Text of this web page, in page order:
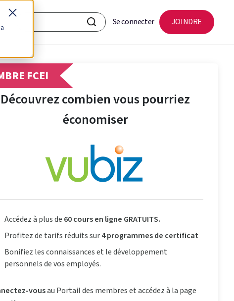
Se connecter JOINDRE
Découvrez combien vous pourriez
économiser
Accédez à plus de 60 cours en ligne GRATUITS.
Profitez de tarifs réduits sur4 programmes de certificat
Bonifiez les connaissances et le développement
personnels de vos employés.
vousau Portail des membres et accédez à la page
FCEI